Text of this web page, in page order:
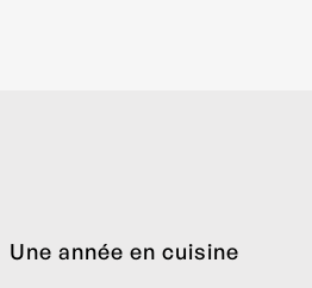
Une année en cuisine